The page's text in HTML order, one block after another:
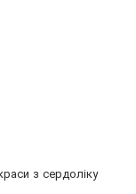
з сердоліку